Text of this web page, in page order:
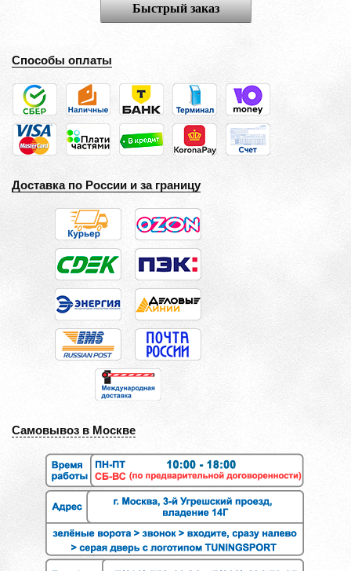
Быстрый заказ
Способы оплаты
Доставка по России и за границу
Самовывоз в Москве